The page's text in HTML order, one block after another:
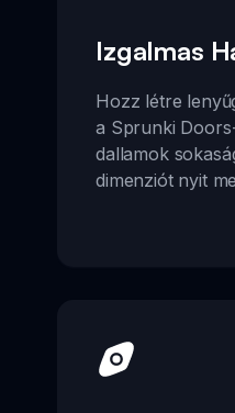
Izgalmas
Hozz létre
a Sprunki
dallamok
dimenziót nyit